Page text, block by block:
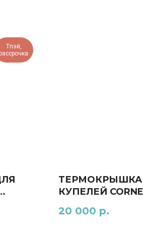
Тпэй,
рассрочка
ТЕРМОКРЫШКА
КУПЕЛЕЙ
20 000 р.